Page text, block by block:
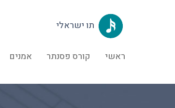
תו ישראלי
ראשי קורס פסנתר אמנים